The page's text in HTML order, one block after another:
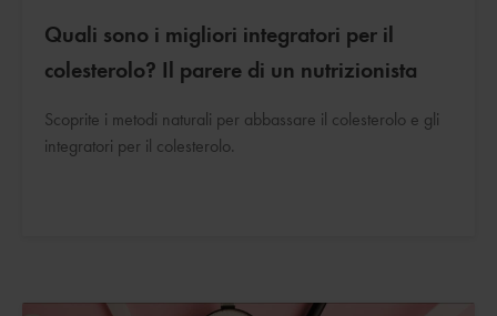
Quali sono i migliori integratori per il
colesterolo? Il parere di un nutrizionista
Scoprite i metodi naturali per abbassare il colesterolo e gli
integratori per il colesterolo.